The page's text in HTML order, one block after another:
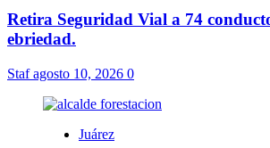
Retira Seguridad Vial a 74
ebriedad.
Stafagosto 10, 2026 0
Juárez